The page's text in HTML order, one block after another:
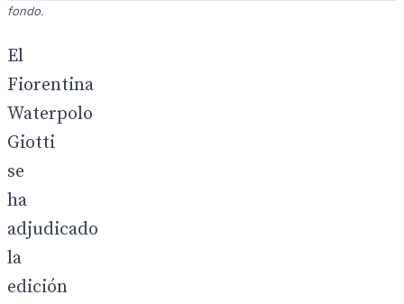
fondo.
El
Fiorentina
Waterpolo
Giotti
se
ha
adjudicado
la
edición